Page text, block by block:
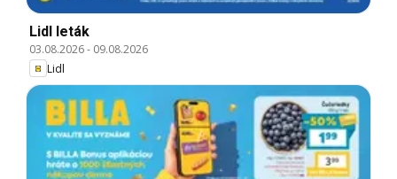
Lidl leták
03.08.2026- 09.08.2026
Lidl